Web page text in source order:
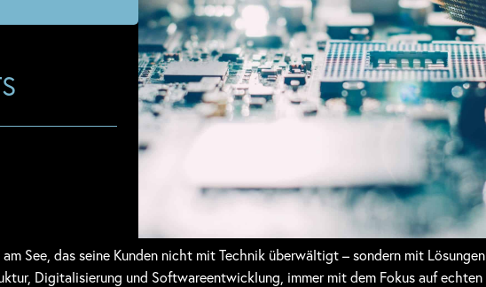
See, das seine Kunden nicht mit Technik überwältigt – sondern mit Lösungen
Digitalisierung und Softwareentwicklung, immer mit dem Fokus auf echten